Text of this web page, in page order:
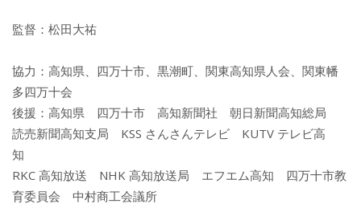
監督：松田大祐
協力：高知県、四万十市、黒潮町、関東高知県人会、関東幡
多四万十会
後援：高知県 四万十市 高知新聞社 朝日新聞高知総局
読売新聞高知支局 KSS さんさんテレビ KUTV テレビ高
知
RKC 高知放送 NHK 高知放送局 エフエム高知 四万十市教
育委員会 中村商工会議所